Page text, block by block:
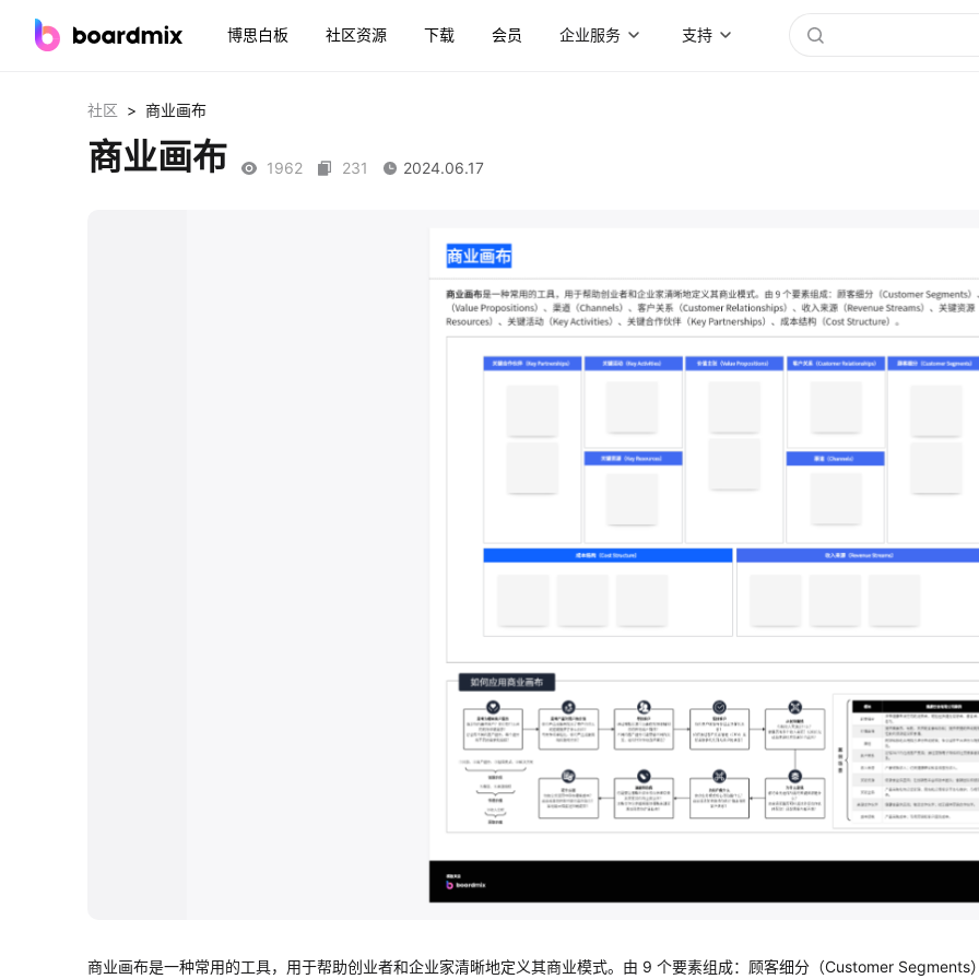
博思白板 社区资源 下载 会员 企业服务 支持
社区 > 商业画布
商业画布 1962 231 2024.06.17
商业画布是一种常用的工具，用于帮助创业者和企业家清晰地定义其商业模式。由 9 个要素组成：顾客细分（Customer Segments